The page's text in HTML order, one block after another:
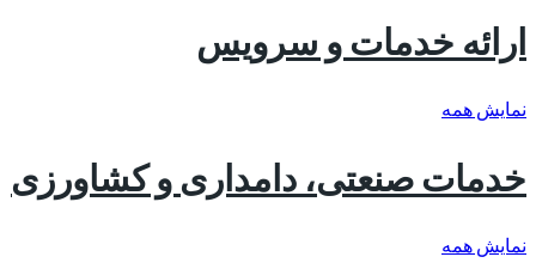
ارائه خدمات و سرویس
نمایش همه
خدمات صنعتی، دامداری و کشاورزی
نمایش همه